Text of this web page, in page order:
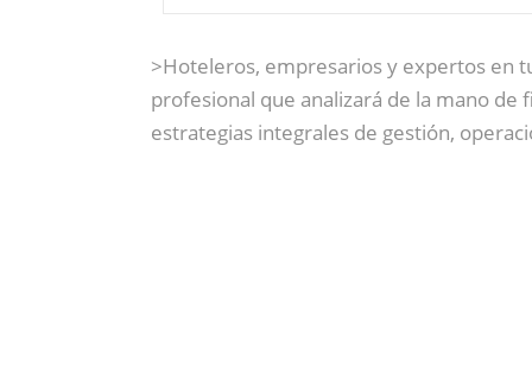
>Hoteleros, empresarios y expertos en
profesional que analizará de la mano
estrategias integrales de gestión,